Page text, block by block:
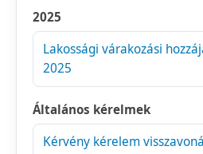
2025
Lakossági várakozási
2025
Általános kérelmek
Kérvény kérelem